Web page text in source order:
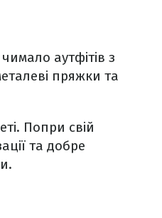
аутфітів з
пряжки та
Попри свій
та добре